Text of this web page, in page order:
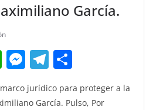
García.
W
at
M
e
ss
T
e m
jurídico para proteger a la
García. Pulso, Por